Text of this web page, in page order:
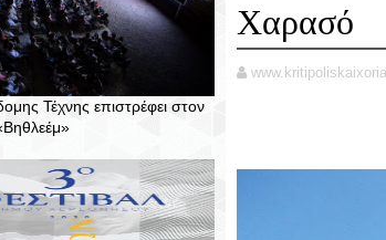
Τέχνης επιστρέφει στον
Χαρασό